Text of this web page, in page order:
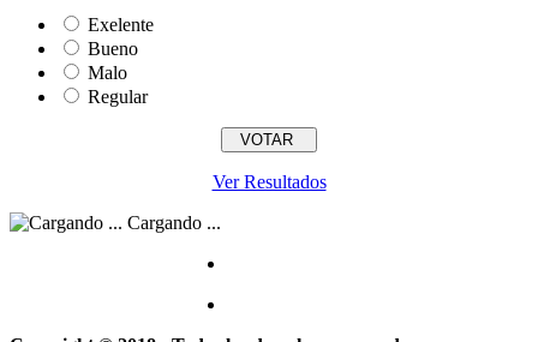
Exelente
Bueno
Malo
Regular
Ver Resultados
Cargando ...